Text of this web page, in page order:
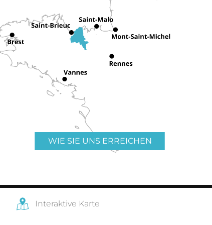
WIE SIE UNS ERREICHEN
Interaktive Karte